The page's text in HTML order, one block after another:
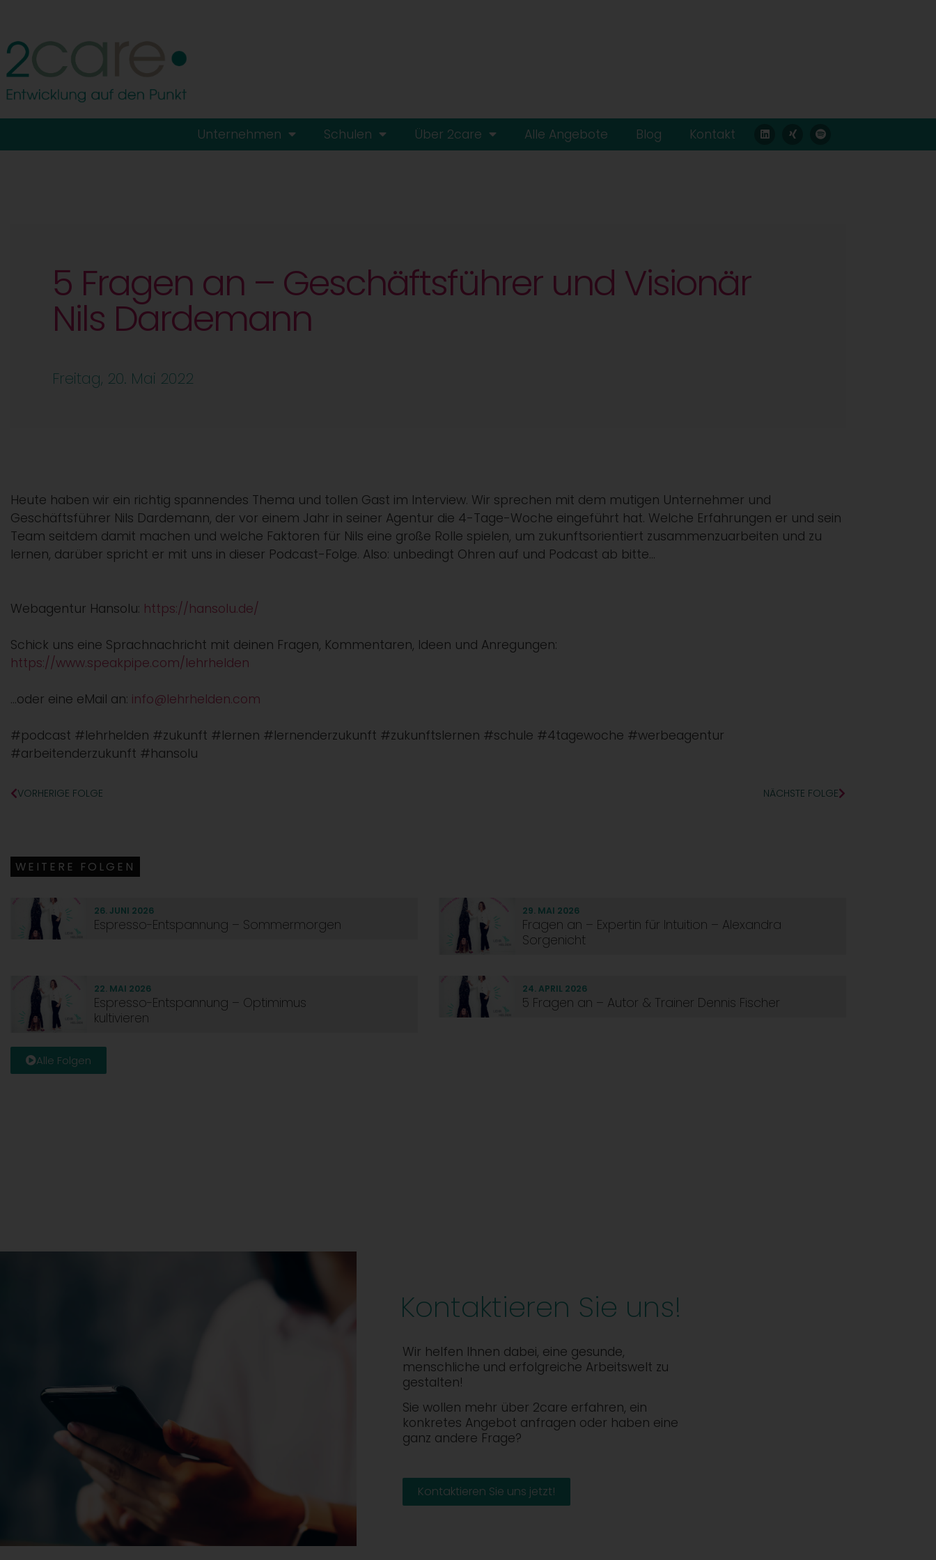
Unternehmen Schulen Über 2care Alle Angebote Blog Kontakt
5 Fragen an – Geschäftsführer und Visionär
Nils Dardemann
Freitag, 20. Mai 2022
Heute haben wir ein richtig spannendes Thema und tollen Gast im Interview. Wir sprechen mit dem mutigen Unternehmer und
Geschäftsführer Nils Dardemann, der vor einem Jahr in seiner Agentur die 4-Tage-Woche eingeführt hat. Welche Erfahrungen er und sein
Team seitdem damit machen und welche Faktoren für Nils eine große Rolle spielen, um zukunftsorientiert zusammenzuarbeiten und zu
lernen, darüber spricht er mit uns in dieser Podcast-Folge. Also: unbedingt Ohren auf und Podcast ab bitte…
Webagentur Hansolu: https://hansolu.de/
Schick uns eine Sprachnachricht mit deinen Fragen, Kommentaren, Ideen und Anregungen:
https://www.speakpipe.com/lehrhelden
…oder eine eMail an: info@lehrhelden.com
#podcast #lehrhelden #zukunft #lernen #lernenderzukunft #zukunftslernen #schule #4tagewoche #werbeagentur
#arbeitenderzukunft #hansolu
VORHERIGE FOLGE NÄCHSTE FOLGE
WEITERE FOLGEN
26. JUNI 2026
Espresso-Entspannung – Sommermorgen
29. MAI 2026
Fragen an – Expertin für Intuition – Alexandra
Sorgenicht
22. MAI 2026
Espresso-Entspannung – Optimimus
kultivieren
24. APRIL 2026
5 Fragen an – Autor & Trainer Dennis Fischer
Alle Folgen
Kontaktieren Sie uns!
Wir helfen Ihnen dabei, eine gesunde,
menschliche und erfolgreiche Arbeitswelt zu
gestalten!
Sie wollen mehr über 2care erfahren, ein
konkretes Angebot anfragen oder haben eine
ganz andere Frage?
Kontaktieren Sie uns jetzt!